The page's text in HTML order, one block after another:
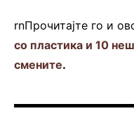
rnПрочитајте го и
со пластика и 10
смените.